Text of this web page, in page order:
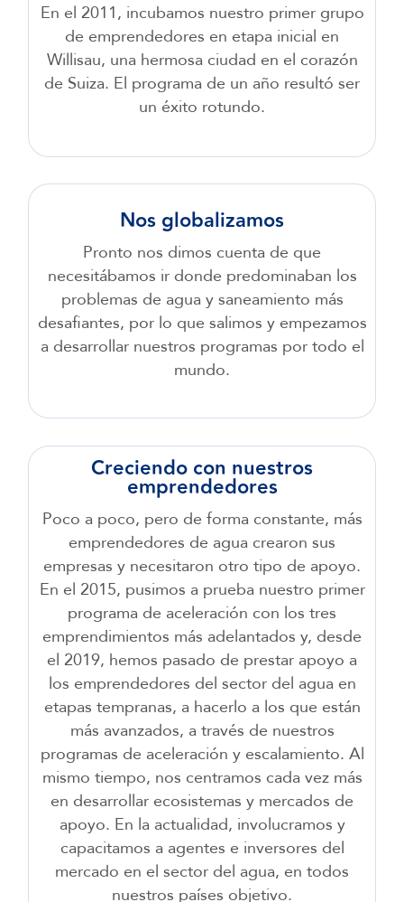
En el 2011, incubamos nuestro primer grupo
de emprendedores en etapa inicial en
Willisau, una hermosa ciudad en el corazón
de Suiza. El programa de un año resultó ser
un éxito rotundo.
Nos globalizamos
Pronto nos dimos cuenta de que
necesitábamos ir donde predominaban los
problemas de agua y saneamiento más
desafiantes, por lo que salimos y empezamos
a desarrollar nuestros programas por todo el
mundo.
Creciendo con nuestros
emprendedores
Poco a poco, pero de forma constante, más
emprendedores de agua crearon sus
empresas y necesitaron otro tipo de apoyo.
En el 2015, pusimos a prueba nuestro primer
programa de aceleración con los tres
emprendimientos más adelantados y, desde
el 2019, hemos pasado de prestar apoyo a
los emprendedores del sector del agua en
etapas tempranas, a hacerlo a los que están
más avanzados, a través de nuestros
programas de aceleración y escalamiento. Al
mismo tiempo, nos centramos cada vez más
en desarrollar ecosistemas y mercados de
apoyo. En la actualidad, involucramos y
capacitamos a agentes e inversores del
mercado en el sector del agua, en todos
nuestros países objetivo.